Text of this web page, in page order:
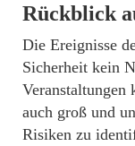
Rückblick
Die Ereignisse
Sicherheit kein
Veranstaltungen
auch groß und
Risiken zu